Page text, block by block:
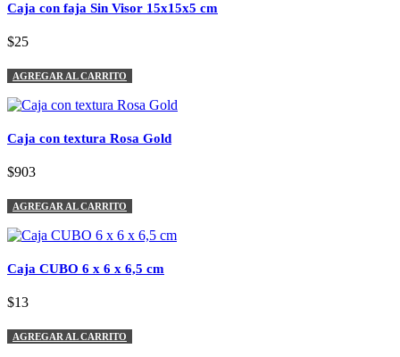
Caja con faja Sin Visor 15x15x5 cm
$25
AGREGAR AL CARRITO
Caja con textura Rosa Gold
$903
AGREGAR AL CARRITO
Caja CUBO 6 x 6 x 6,5 cm
$13
AGREGAR AL CARRITO